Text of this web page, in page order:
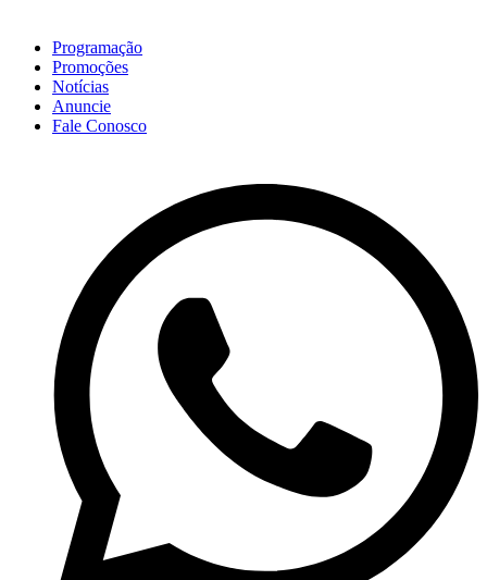
Programação
Promoções
Notícias
Anuncie
Fale Conosco